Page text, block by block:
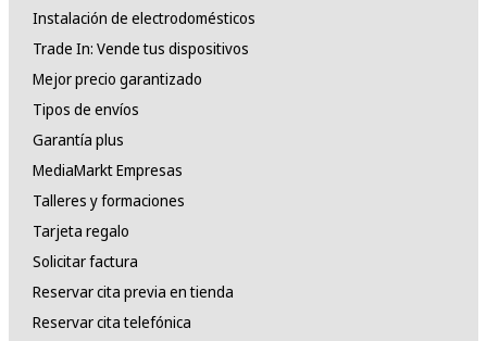
Instalación de electrodomésticos
Trade In: Vende tus dispositivos
Mejor precio garantizado
Tipos de envíos
Garantía plus
MediaMarkt Empresas
Talleres y formaciones
Tarjeta regalo
Solicitar factura
Reservar cita previa en tienda
Reservar cita telefónica